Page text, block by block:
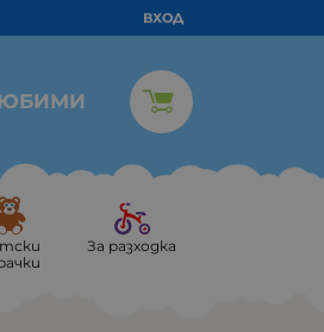
ВХОД
За разходка